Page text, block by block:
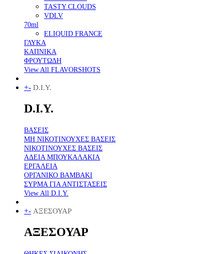
TASTY CLOUDS
VDLV
70ml
ELIQUID FRANCE
ΓΛΥΚΑ
ΚΑΠΝΙΚΑ
ΦΡΟΥΤΩΔΗ
View All FLAVORSHOTS
+- D.I.Y.
D.I.Y.
ΒΑΣΕΙΣ
ΜΗ ΝΙΚΟΤΙΝΟΥΧΕΣ ΒΑΣΕΙΣ
ΝΙΚΟΤΙΝΟΥΧΕΣ ΒΑΣΕΙΣ
ΑΔΕΙΑ ΜΠΟΥΚΑΛΑΚΙΑ
ΕΡΓΑΛΕΙΑ
ΟΡΓΑΝΙΚΟ ΒΑΜΒΑΚΙ
ΣΥΡΜΑ ΓΙΑ ΑΝΤΙΣΤΑΣΕΙΣ
View All D.I.Y.
+- ΑΞΕΣΟΥΑΡ
ΑΞΕΣΟΥΑΡ